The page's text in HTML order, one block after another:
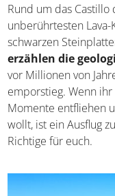
Rund um das
unberührtesten Lava-
schwarzen
erzählen die
vor Millionen von
emporstieg. Wenn
Momente entfliehen
wollt, ist ein Ausflug
Richtige für euch.